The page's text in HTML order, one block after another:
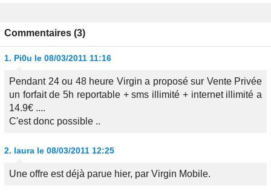
Commentaires (3)
1. Pi0u le 08/03/2011 11:16
Pendant 24 ou 48 heure Virgin a proposé sur Vente Privée
un forfait de 5h reportable + sms illimité + internet illimité a
14.9€ ....
C'est donc possible ..
2. laura le 08/03/2011 12:25
Une offre est déjà parue hier, par Virgin Mobile.